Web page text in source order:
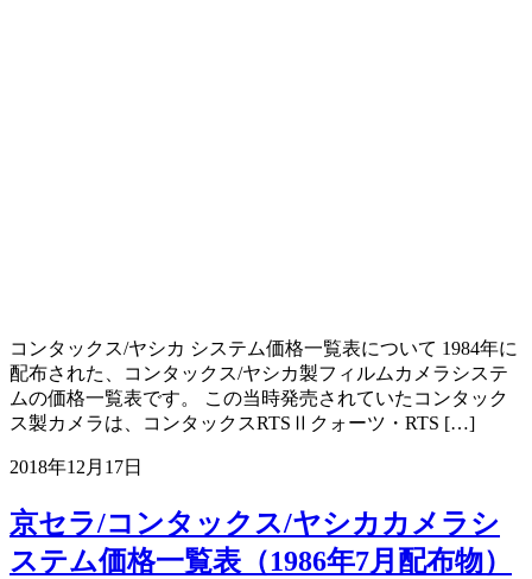
コンタックス/ヤシカ システム価格一覧表について 1984年に
配布された、コンタックス/ヤシカ製フィルムカメラシステ
ムの価格一覧表です。 この当時発売されていたコンタック
ス製カメラは、コンタックスRTSⅡクォーツ・RTS […]
2018年12月17日
京セラ/コンタックス/ヤシカカメラシ
ステム価格一覧表（1986年7月配布物）